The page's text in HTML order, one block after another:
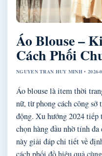
Áo Blouse –
Cách Phối
NGUYEN TRAN HUY MINH •
Áo blouse là item thời
nữ, từ phong cách công sở
động. Xu hướng 2024 tiếp
chọn hàng đầu nhờ tính
này giải đáp chi tiết về